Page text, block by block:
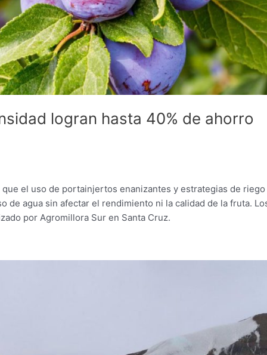
logran hasta 40% de ahorro
el uso de portainjertos enanizantes y estrategias de riego
agua sin afectar el rendimiento ni la calidad de la fruta.
por Agromillora Sur en Santa Cruz.